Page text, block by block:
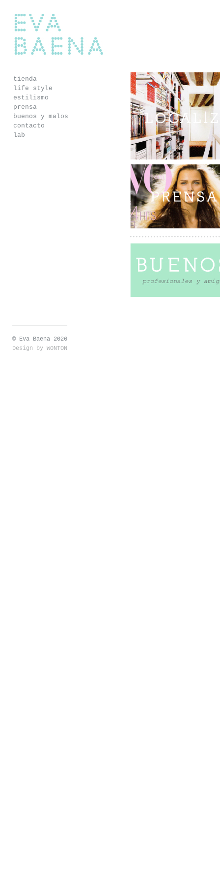
Eva Baena
tienda
life style
estilismo
prensa
buenos y malos
contacto
lab
pequeños y grandes detalles
objetos, muebles y ambientes
© Eva Baena 2026
Design by WONTON